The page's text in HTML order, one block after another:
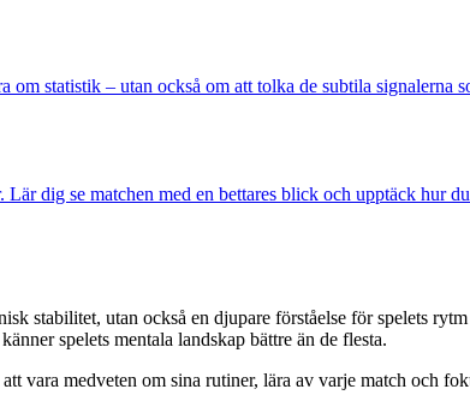
statistik – utan också om att tolka de subtila signalerna
dig se matchen med en bettares blick och upptäck hur
stabilitet, utan också en djupare förståelse för spelets
spelets mentala landskap bättre än de flesta.
vara medveten om sina rutiner, lära av varje match och